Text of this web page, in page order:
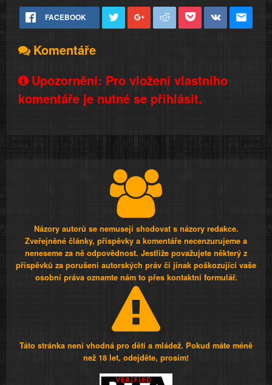
FACEBOOK
Komentáře
Upozornění: Pro vložení vlastního
komentáře je nutné se přihlásit.
Názory autorů se nemusejí shodovat s názory redakce.
Zveřejněné články, příspěvky a komentáře necenzurujeme a
neneseme za ně odpovědnost. Jestliže považujete některý z
příspěvků za porušení autorských práv či jinak poškozující vaše
osobní práva oznamte nám to přes kontaktní formulář.
Táto stránka není vhodná pro děti a mládež. Pokud máte méně
než 18 let, odejděte, prosím!